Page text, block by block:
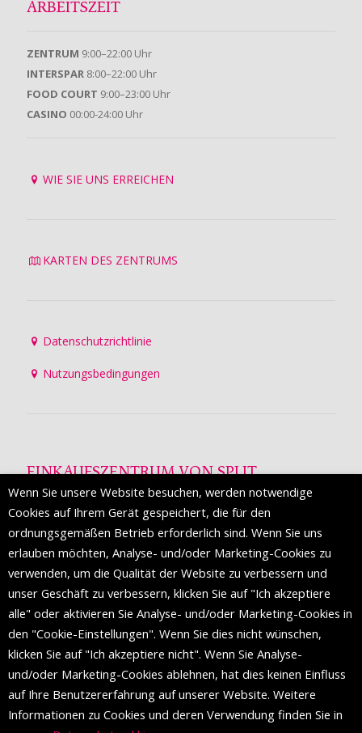
ARBEITSZEIT
ZENTRUM 9:00–22:00 Uhr
INTERSPAR 8:00–22:00 Uhr
FOOD COURT 9:00–23:00 Uhr
CASINO 00:00-24:00 Uhr
WIE SIE UNS ERREICHEN
KARTEN DES ZENTRUMS
Datenschutzrichtlinie
Nutzungsbedingungen
EINKAUFSZENTRUM VON SPLIT
Die Mall of Split
ist ein prestigeträchtiges Einkaufsziel mit
etwa 200 Einzelhandelsmarken und einer Reihe von
Weltmodemarken, die zum ersten Mal in Split erscheinen.
Wenn Sie unsere Website besuchen, werden notwendige
Cookies auf Ihrem Gerät gespeichert, die für den
ordnungsgemäßen Betrieb erforderlich sind. Wenn Sie uns
erlauben möchten, Analyse- und/oder Marketing-Cookies zu
verwenden, um die Qualität der Website zu verbessern und
unser Geschäft zu verbessern, klicken Sie auf "Ich akzeptiere
alle" oder aktivieren Sie Analyse- und/oder Marketing-Cookies in
den "Cookie-Einstellungen". Wenn Sie dies nicht wünschen,
klicken Sie auf "Ich akzeptiere nicht". Wenn Sie Analyse-
und/oder Marketing-Cookies ablehnen, hat dies keinen Einfluss
auf Ihre Benutzererfahrung auf unserer Website. Weitere
Informationen zu Cookies und deren Verwendung finden Sie in